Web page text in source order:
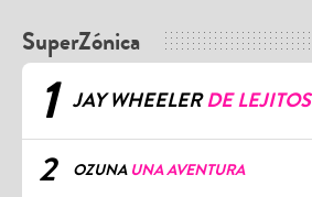
SuperZónica
1 JAY WHEELERDE LEJITOS
2 OZUNA UNA AVENTURA